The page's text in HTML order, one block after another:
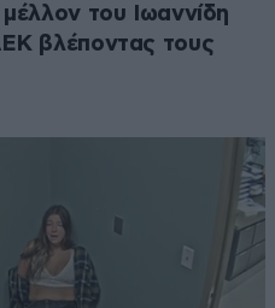
του Ιωαννίδη
βλέποντας τους